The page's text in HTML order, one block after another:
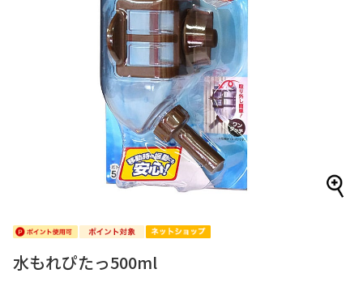
水もれぴたっ500ml